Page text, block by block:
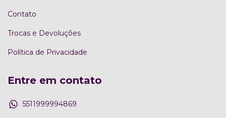
Contato
Trocas e Devoluções
Política de Privacidade
Entre em contato
5511999994869